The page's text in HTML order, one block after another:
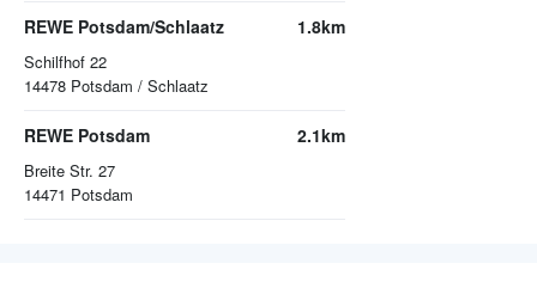
REWE Potsdam/Schlaatz
Schilfhof 22
14478 Potsdam / Schlaatz
1.8km
REWE Potsdam
Breite Str. 27
14471 Potsdam
2.1km